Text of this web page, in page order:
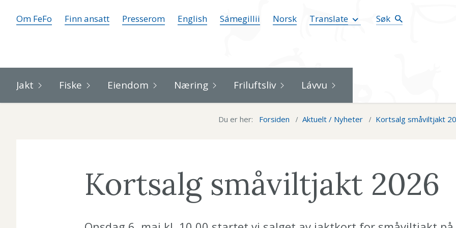
Om FeFo Finn ansatt Presserom English Sámegillii Norsk Translate Søk
Jakt Fiske Eiendom Næring Friluftsliv Lávvu
Du er her: Forsiden Aktuelt / Nyheter Kortsalg småviltjakt
Kortsalg småviltjakt 2026